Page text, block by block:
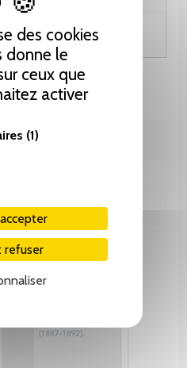
des cookies
donne le
ceux que
activer
(1)
refuser
au panier